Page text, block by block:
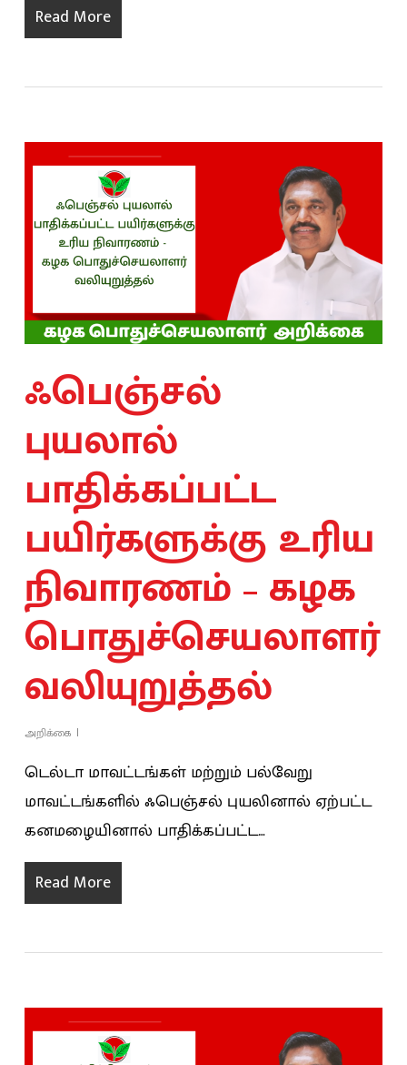
Read More
ஃபெஞ்சல்
புயலால்
பாதிக்கப்பட்ட
பயிர்களுக்கு உரிய
நிவாரணம் – கழக
பொதுச்செயலாளர்
வலியுறுத்தல்
அறிக்கை
டெல்டா மாவட்டங்கள் மற்றும் பல்வேறு
மாவட்டங்களில் ஃபெஞ்சல் புயலினால் ஏற்பட்ட
கனமழையினால் பாதிக்கப்பட்ட…
Read More